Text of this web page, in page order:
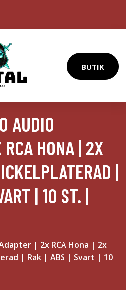
BUTIK
AUDIO
HONA | 2X
|
| 10 ST. |
| 2x RCA Hona | 2x
| Rak | ABS | Svart | 10